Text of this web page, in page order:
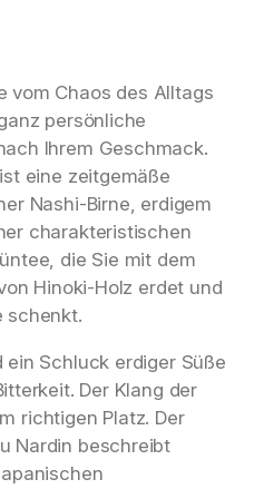
vom Chaos des Alltags
persönliche
Ihrem Geschmack.
eine zeitgemäße
Nashi-Birne, erdigem
charakteristischen
die Sie mit dem
Hinoki-Holz erdet und
schenkt.
ein Schluck erdiger Süße
Der Klang der
richtigen Platz. Der
Nardin beschreibt